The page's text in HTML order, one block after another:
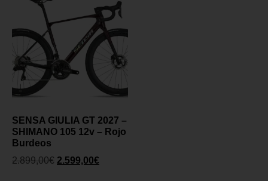
SENSA GIULIA GT 2027 –
SHIMANO 105 12v – Rojo
Burdeos
2.899,00€ 2.599,00€